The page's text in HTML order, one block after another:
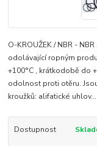
O-KROUŽEK / NBR -
odolávající ropným
+100°C , krátkodobě do
odolnost proti otěru.
kroužků: alifatické uhlov...
Dostupnost